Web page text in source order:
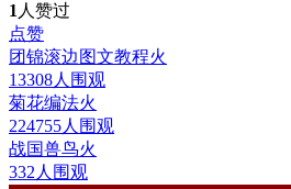
1 人赞过
点赞
团锦滚边图文教程火
13308人围观
菊花编法火
224755人围观
战国兽鸟火
332人围观